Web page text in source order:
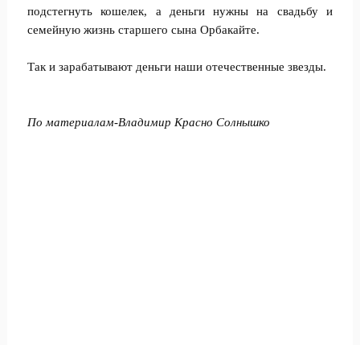
подстегнуть кошелек, а деньги нужны на свадьбу и
семейную жизнь старшего сына Орбакайте.
Так и зарабатывают деньги наши отечественные звезды.
По материалам-Владимир Красно Солнышко